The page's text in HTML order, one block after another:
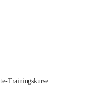
Trainingskurse